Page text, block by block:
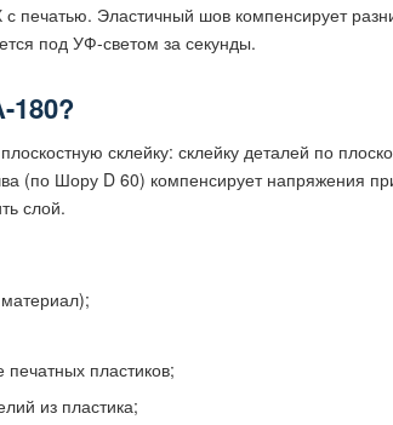
печатью. Эластичный шов компенсирует
под УФ-светом за секунды.
180?
склейку: склейку деталей по
(по Шору D 60) компенсирует напряжения
слой.
пластиков;
из пластика;